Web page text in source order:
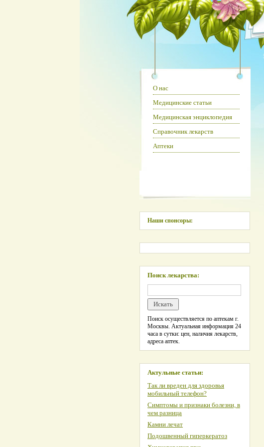
О нас
Медицинские статьи
Медицинская энциклопедия
Справочник лекарств
Аптеки
Наши спонсоры:
Поиск лекарства:
Поиск осуществляется по аптекам г.
Москвы. Актуальная информация 24
часа в сутки: цен, наличия лекарств,
адреса аптек.
Актульные статьи:
Так ли вреден для здоровья
мобильный телефон?
Симптомы и признаки болезни, в
чем разница
Камни лечат
Подошвенный гиперкератоз